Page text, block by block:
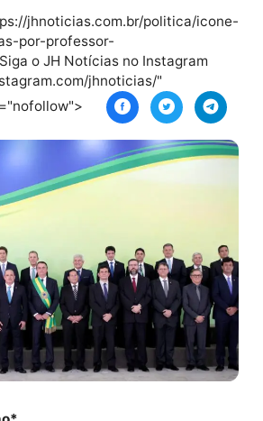
jhnoticias.com.br/politica/
por-professor-
o JH Notícias no Instagram
jhnoticias/"